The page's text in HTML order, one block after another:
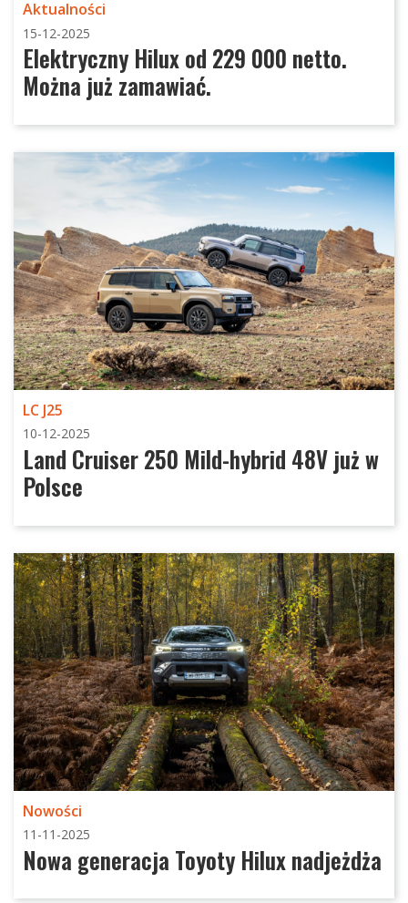
Aktualności
15-12-2025
Elektryczny Hilux od 229 000 netto.
Można już zamawiać.
LC J25
10-12-2025
Land Cruiser 250 Mild-hybrid 48V już w
Polsce
Nowości
11-11-2025
Nowa generacja Toyoty Hilux nadjeżdża